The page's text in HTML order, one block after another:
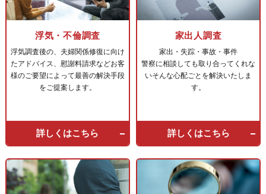
浮気・不倫調査
浮気調査後の、夫婦関係修復に向け
たアドバイス、慰謝料請求などお客
様のご要望によって最善の解決手段
をご提案します。
詳しくはこちら
家出人調査
家出・失踪・事故・事件
警察に相談しても取り合ってくれな
いそんな心配ごとを解決いたしま
す。
詳しくはこちら